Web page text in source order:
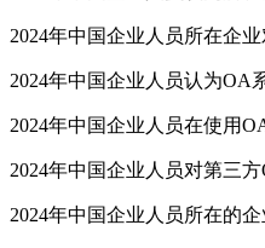
2024年中国企业人员所在企
2024年中国企业人员认为OA
2024年中国企业人员在使用
2024年中国企业人员对第三
2024年中国企业人员所在的